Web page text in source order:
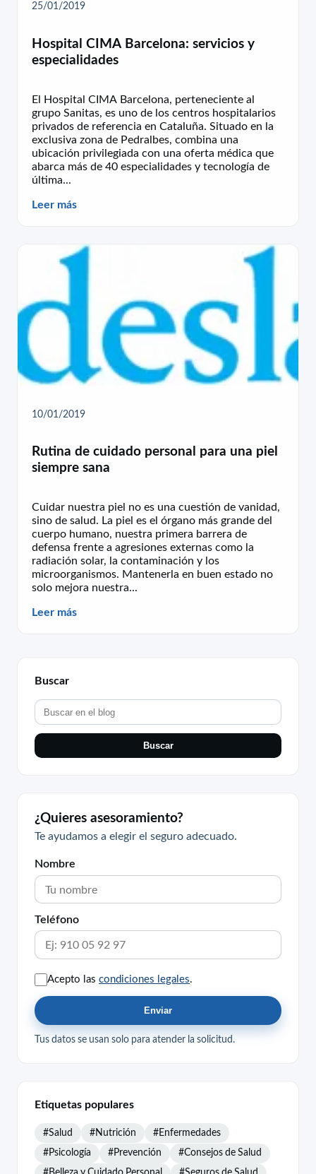
25/01/2019
Hospital CIMA Barcelona: servicios y
especialidades
El Hospital CIMA Barcelona, perteneciente al
grupo Sanitas, es uno de los centros hospitalarios
privados de referencia en Cataluña. Situado en la
exclusiva zona de Pedralbes, combina una
ubicación privilegiada con una oferta médica que
abarca más de 40 especialidades y tecnología de
última...
Leer más
10/01/2019
Rutina de cuidado personal para una piel
siempre sana
Cuidar nuestra piel no es una cuestión de vanidad,
sino de salud. La piel es el órgano más grande del
cuerpo humano, nuestra primera barrera de
defensa frente a agresiones externas como la
radiación solar, la contaminación y los
microorganismos. Mantenerla en buen estado no
solo mejora nuestra...
Leer más
Buscar
Buscar
¿Quieres asesoramiento?
Te ayudamos a elegir el seguro adecuado.
Nombre
Teléfono
Acepto las condiciones legales.
Enviar
Tus datos se usan solo para atender la solicitud.
Etiquetas populares
#Salud #Nutrición #Enfermedades
#Psicología #Prevención #Consejos de Salud